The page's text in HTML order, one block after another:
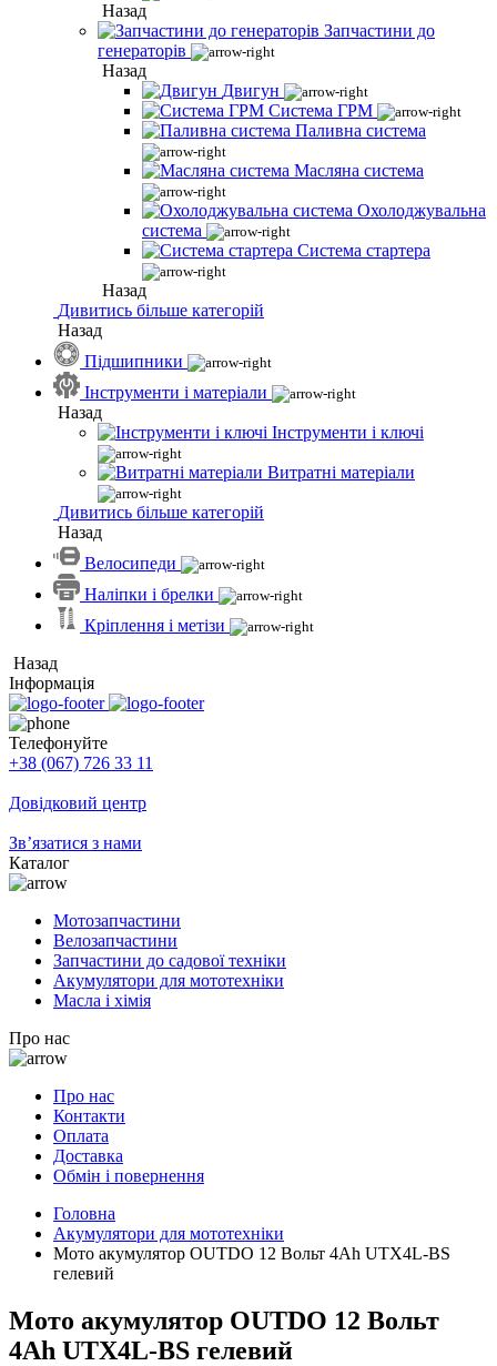
Назад
Запчастини до
генераторів
Назад
Двигун
Система ГРМ
Паливна система
Масляна система
Охолоджувальна
система
Система стартера
Назад
Дивитись більше категорій
Назад
Підшипники
Інструменти і матеріали
Назад
Інструменти і ключі
Витратні матеріали
Дивитись більше категорій
Назад
Велосипеди
Наліпки і брелки
Кріплення і метізи
Назад
Інформація
Телефонуйте
+38 (067) 726 33 11
Довідковий центр
Зв’язатися з нами
Каталог
Мотозапчастини
Велозапчастини
Запчастини до садової техніки
Акумулятори для мототехніки
Масла і хімія
Про нас
Про нас
Контакти
Оплата
Доставка
Обмін і повернення
Головна
Акумулятори для мототехніки
Мото акумулятор OUTDO 12 Вольт 4Ah UTX4L-BS
гелевий
Мото акумулятор OUTDO 12 Вольт
4Ah UTX4L-BS гелевий